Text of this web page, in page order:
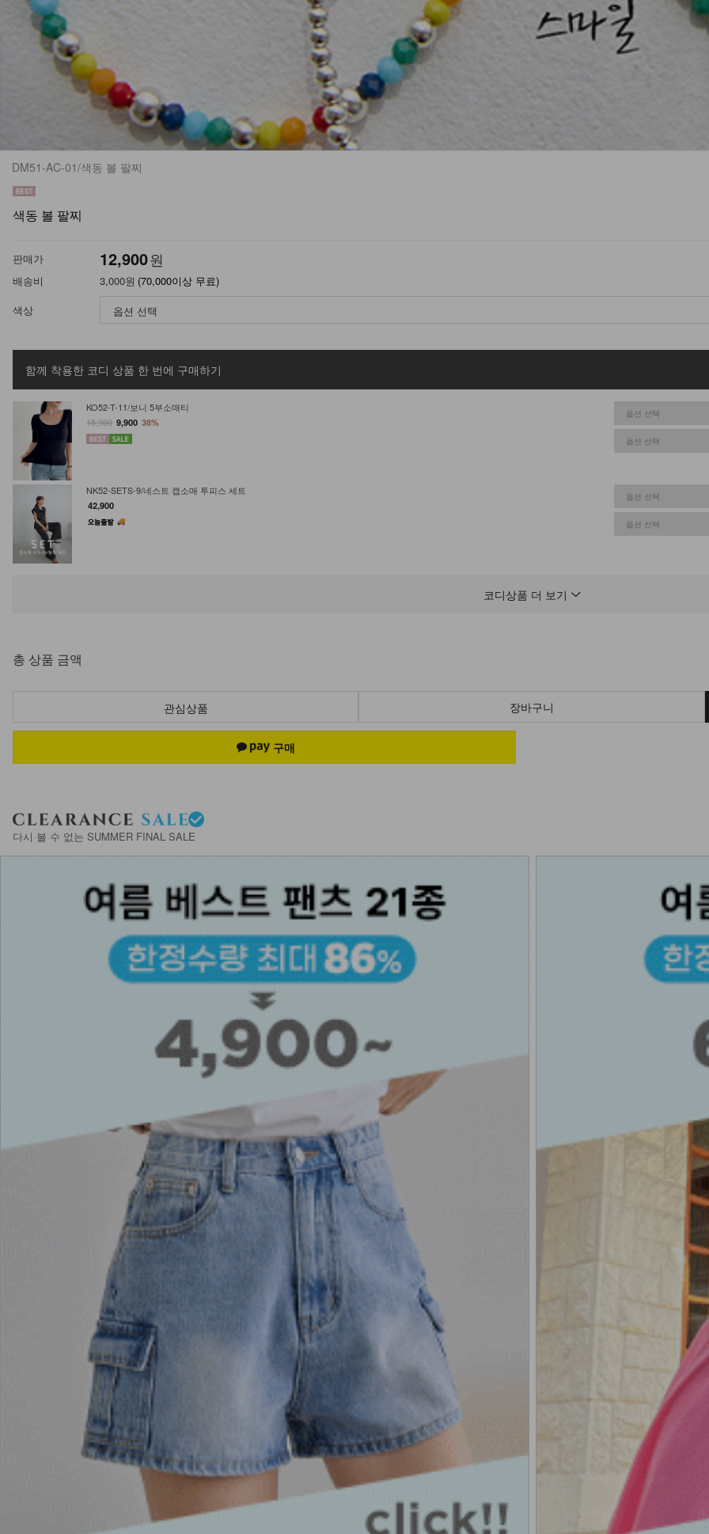
DM51-AC-01/색동 볼 팔찌
색동 볼 팔찌
판매가 12,900원
배송비 3,000원 (70,000이상 무료)
색상
함께 착용한 코디 상품 한 번에 구매하기
KO52-T-11/보니 5부소매티
15,900 9,900 38%
NK52-SETS-9/네스트 캡소매 투피스 세트
42,900
NK51-TS-1/애플 체크 셔츠
24,900
KOA-T-31/클린 라운드 트임박스티
15,900
9,900 38%
KO52-P-01/네오 바이크팬츠
DM51-BG-03/블랙 포인트 숄더 백
DM23-AC-10/클립 체인 팔찌
코디상품 더 보기
총 상품 금액
관심상품 장바구니
다시 볼 수 없는 SUMMER FINAL SALE